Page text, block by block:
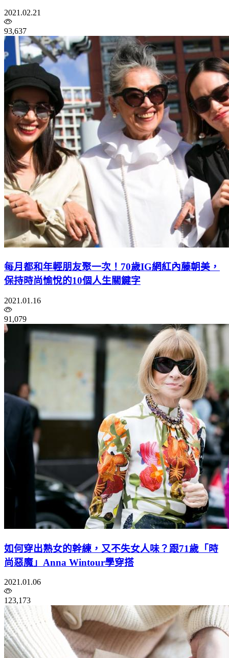
2021.02.21
93,637
每月都和年輕朋友聚一次！70歲IG網紅內藤朝美，
保持時尚愉悅的10個人生關鍵字
2021.01.16
91,079
如何穿出熟女的幹練，又不失女人味？跟71歲「時
尚惡魔」Anna Wintour學穿搭
2021.01.06
123,173